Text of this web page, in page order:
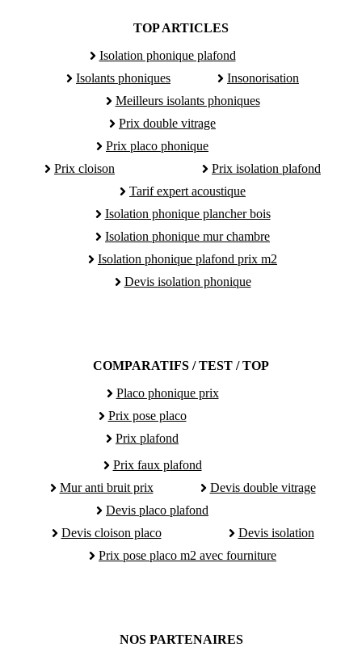
TOP ARTICLES
Isolation phonique plafond
Isolants phoniques
Insonorisation
Meilleurs isolants phoniques
Prix double vitrage
Prix placo phonique
Prix cloison
Prix isolation plafond
Tarif expert acoustique
Isolation phonique plancher bois
Isolation phonique mur chambre
Isolation phonique plafond prix m2
Devis isolation phonique
COMPARATIFS / TEST / TOP
Placo phonique prix
Prix pose placo
Prix plafond
Prix faux plafond
Mur anti bruit prix
Devis double vitrage
Devis placo plafond
Devis cloison placo
Devis isolation
Prix pose placo m2 avec fourniture
NOS PARTENAIRES